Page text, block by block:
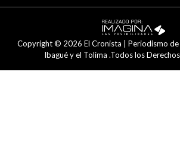
Copyright © 2026 El Cronista | Periodismo de
Ibagué y el Tolima .Todos los